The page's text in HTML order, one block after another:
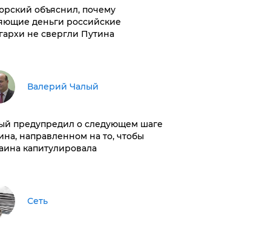
объяснил, почему
деньги российские
не свергли Путина
Валерий Чалый
предупредил о следующем шаге
направленном на то, чтобы
капитулировала
Сеть